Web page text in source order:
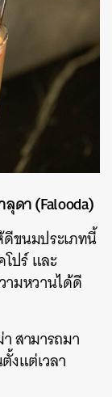
ดา (Falooda)
ขนมประเภทนี้
ปร์ และ
ามหวานได้ดี
สามารถมา
งแต่เวลา